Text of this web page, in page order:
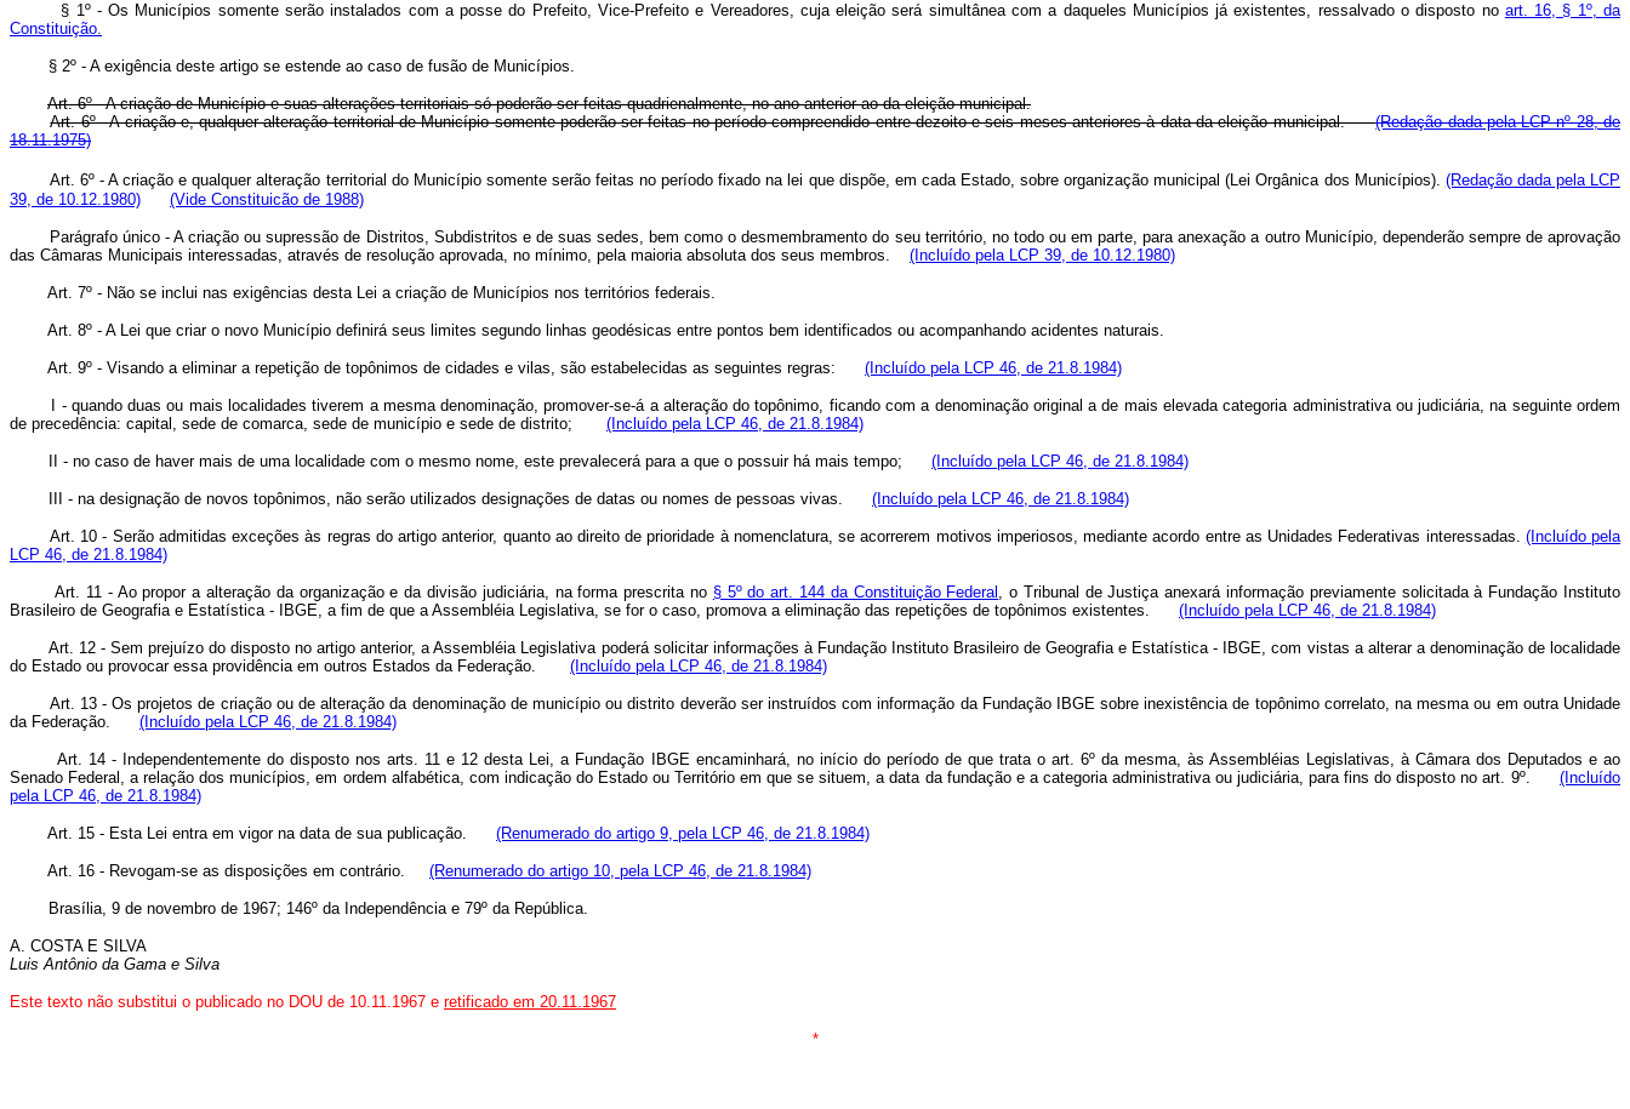
§ 1º - Os Municípios somente serão instalados com a posse do Prefeito, Vice-Prefeito e Vereadores, cuja eleição será simultânea com a daqueles Municípios já existentes, ressalvado o disposto no art. 16, § 1º, da
Constituição.
§ 2º - A exigência deste artigo se estende ao caso de fusão de Municípios.
Art. 6º - A criação de Município e suas alterações territoriais só poderão ser feitas quadrienalmente, no ano anterior ao da eleição municipal.
Art. 6º - A criação e, qualquer alteração territorial de Município somente poderão ser feitas no período compreendido entre dezoito e seis meses anteriores à data da eleição municipal.(Redação dada pela LCP nº 28, de
18.11.1975)
Art. 6º - A criação e qualquer alteração territorial do Município somente serão feitas no período fixado na lei que dispõe, em cada Estado, sobre organização municipal (Lei Orgânica dos Municípios). (Redação dada pela LCP
39, de 10.12.1980)
(Vide Constituicão de 1988)
Parágrafo único - A criação ou supressão de Distritos, Subdistritos e de suas sedes, bem como o desmembramento do seu território, no todo ou em parte, para anexação a outro Município, dependerão sempre de aprovação
das Câmaras Municipais interessadas, através de resolução aprovada, no mínimo, pela maioria absoluta dos seus membros. (Incluído pela LCP 39, de 10.12.1980)
Art. 7º - Não se inclui nas exigências desta Lei a criação de Municípios nos territórios federais.
Art. 8º - A Lei que criar o novo Município definirá seus limites segundo linhas geodésicas entre pontos bem identificados ou acompanhando acidentes naturais.
Art. 9º - Visando a eliminar a repetição de topônimos de cidades e vilas, são estabelecidas as seguintes regras: (Incluído pela LCP 46, de 21.8.1984)
I - quando duas ou mais localidades tiverem a mesma denominação, promover-se-á a alteração do topônimo, ficando com a denominação original a de mais elevada categoria administrativa ou judiciária, na seguinte ordem
de precedência: capital, sede de comarca, sede de município e sede de distrito; (Incluído pela LCP 46, de 21.8.1984)
II - no caso de haver mais de uma localidade com o mesmo nome, este prevalecerá para a que o possuir há mais tempo; (Incluído pela LCP 46, de 21.8.1984)
III - na designação de novos topônimos, não serão utilizados designações de datas ou nomes de pessoas vivas. (Incluído pela LCP 46, de 21.8.1984)
Art. 10 - Serão admitidas exceções às regras do artigo anterior, quanto ao direito de prioridade à nomenclatura, se acorrerem motivos imperiosos, mediante acordo entre as Unidades Federativas interessadas. (Incluído pela
LCP 46, de 21.8.1984)
Art. 11 - Ao propor a alteração da organização e da divisão judiciária, na forma prescrita no § 5º do art. 144 da Constituição Federal , o Tribunal de Justiça anexará informação previamente solicitada à Fundação Instituto
Brasileiro de Geografia e Estatística - IBGE, a fim de que a Assembléia Legislativa, se for o caso, promova a eliminação das repetições de topônimos existentes. (Incluído pela LCP 46, de 21.8.1984)
Art. 12 - Sem prejuízo do disposto no artigo anterior, a Assembléia Legislativa poderá solicitar informações à Fundação Instituto Brasileiro de Geografia e Estatística - IBGE, com vistas a alterar a denominação de localidade
do Estado ou provocar essa providência em outros Estados da Federação. (Incluído pela LCP 46, de 21.8.1984)
Art. 13 - Os projetos de criação ou de alteração da denominação de município ou distrito deverão ser instruídos com informação da Fundação IBGE sobre inexistência de topônimo correlato, na mesma ou em outra Unidade
da Federação. (Incluído pela LCP 46, de 21.8.1984)
Art. 14 - Independentemente do disposto nos arts. 11 e 12 desta Lei, a Fundação IBGE encaminhará, no início do período de que trata o art. 6º da mesma, às Assembléias Legislativas, à Câmara dos Deputados e ao
Senado Federal, a relação dos municípios, em ordem alfabética, com indicação do Estado ou Território em que se situem, a data da fundação e a categoria administrativa ou judiciária, para fins do disposto no art. 9º. (Incluído
pela LCP 46, de 21.8.1984)
Art. 15 - Esta Lei entra em vigor na data de sua publicação. (Renumerado do artigo 9, pela LCP 46, de 21.8.1984)
Art. 16 - Revogam-se as disposições em contrário. (Renumerado do artigo 10, pela LCP 46, de 21.8.1984)
Brasília, 9 de novembro de 1967; 146º da Independência e 79º da República.
A. COSTA E SILVA
Luis Antônio da Gama e Silva
Este texto não substitui o publicado no DOU de 10.11.1967 e retificado em 20.11.1967
*